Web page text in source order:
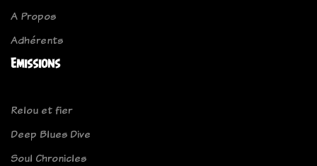
A Propos
Adhérents
Emissions
Relou et fier
Deep Blues Dive
Soul Chronicles